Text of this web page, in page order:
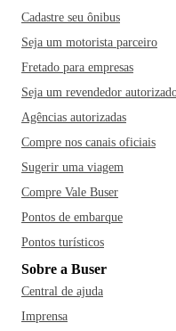
Cadastre seu ônibus
Seja um motorista parceiro
Fretado para empresas
Seja um revendedor
Agências autorizadas
Compre nos canais oficiais
Sugerir uma viagem
Compre Vale Buser
Pontos de embarque
Pontos turísticos
Sobre a Buser
Central de ajuda
Imprensa